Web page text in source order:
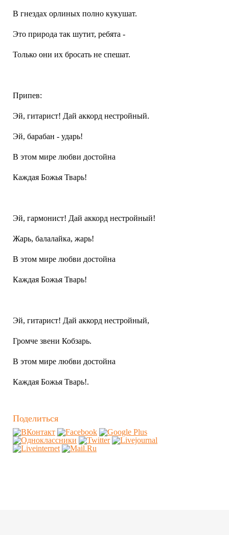
В гнездах орлиных полно кукушат.
Это природа так шутит, ребята -
Только они их бросать не спешат.
Припев:
Эй, гитарист! Дай аккорд нестройный.
Эй, барабан - ударь!
В этом мире любви достойна
Каждая Божья Тварь!
Эй, гармонист! Дай аккорд нестройный!
Жарь, балалайка, жарь!
В этом мире любви достойна
Каждая Божья Тварь!
Эй, гитарист! Дай аккорд нестройный,
Громче звени Кобзарь.
В этом мире любви достойна
Каждая Божья Тварь!.
Поделиться